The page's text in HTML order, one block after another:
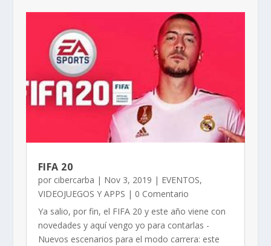
FIFA 20
por cibercarba | Nov 3, 2019 | EVENTOS,
VIDEOJUEGOS Y APPS | 0 Comentario
Ya salio, por fin, el FIFA 20 y este año viene con
novedades y aquí vengo yo para contarlas -
Nuevos escenarios para el modo carrera: este